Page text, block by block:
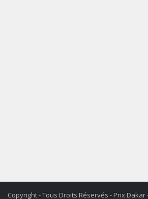
Copyright - Tous Droits Réservés - Prix Dakar